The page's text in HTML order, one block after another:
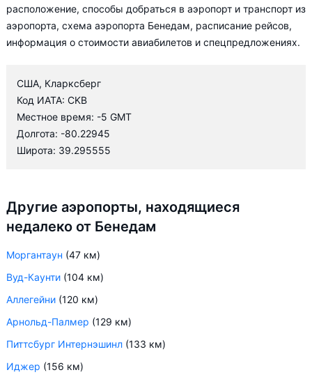
расположение, способы добраться в аэропорт и транспорт из
аэропорта, схема аэропорта Бенедам, расписание рейсов,
информация о стоимости авиабилетов и спецпредложениях.
США, Кларксберг
Код ИАТА: CKB
Местное время: -5 GMT
Долгота: -80.22945
Широта: 39.295555
Другие аэропорты, находящиеся
недалеко от Бенедам
Моргантаун (47 км)
Вуд-Каунти (104 км)
Аллегейни (120 км)
Арнольд-Палмер (129 км)
Питтсбург Интернэшинл (133 км)
Иджер (156 км)